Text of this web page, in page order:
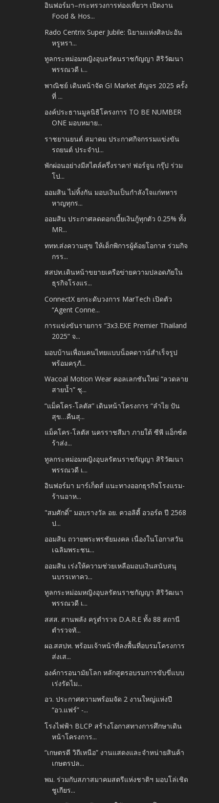
อินฟอร์มา–กระทรวงการท่องเที่ยวฯ เปิดงาน
Food & Hos...
Rado Centrix Super Jubile: นิยามแห่งศิลปะอัน
หรูหรา...
ทูลกระหม่อมหญิงอุบลรัตนราชกัญญา สิริวัฒนา
พรรณวดี เ...
พาณิชย์ เดินหน้าจัด GI Market สัญจร 2025 ครั้ง
ที่ ...
องค์ประธานมูลนิธิโครงการ TO BE NUMBER
ONE มอบหมาย...
ราชยานยนต์ สมาคม ประกาศกิจกรรมแข่งขัน
รถยนต์ ประจำป...
พักผ่อนอย่างมีสไตล์ครึ่งราคา! ฟอร์จูน กรุ๊ป ร่วม
โป...
ออมสิน ไม่ทิ้งกัน มอบเงินเป็นกำลังใจแก่ทหาร
หาญทุกร...
ออมสิน ประกาศลดดอกเบี้ยเงินกู้ทุกตัว 0.25% ทั้ง
MR...
ททท.ส่งความสุข ให้เด็กพิการผู้ด้อยโอกาส ร่วมกิจ
กรร...
สสปท.เดินหน้าขยายเครือข่ายความปลอดภัยใน
ธุรกิจโรงแร...
ConnectX ยกระดับวงการ MarTech เปิดตัว
“Agent Conne...
การแข่งขันรายการ “3x3.EXE Premier Thailand
2025” จ...
มอบบ้านเพื่อนคนไทยแบบน็อคดาวน์สำเร็จรูป
พร้อมครุภั...
Wacoal Motion Wear คอลเลกชันใหม่ “ลวดลาย
สายน้ำ” ชุ...
“แม็คโคร-โลตัส” เดินหน้าโครงการ “ลำไย ปัน
สุข…คืนสุ...
แม็คโคร-โลตัส นครราชสีมา ภายใต้ ซีพี แอ็กซ์ต
ร้าส่ง...
ทูลกระหม่อมหญิงอุบลรัตนราชกัญญา สิริวัฒนา
พรรณวดี เ...
อินฟอร์มา มาร์เก็ตส์ แนะทางออกธุรกิจโรงแรม-
ร้านอาห...
"สมศักดิ์" มอบรางวัล อย. ควอลิตี้ อวอร์ด ปี 2568
ป...
ออมสิน ถวายพระพรชัยมงคล เนื่องในโอกาสวัน
เฉลิมพระชน...
ออมสิน เร่งให้ความช่วยเหลือมอบเงินสนับสนุ
นบรรเทาคว...
ทูลกระหม่อมหญิงอุบลรัตนราชกัญญา สิริวัฒนา
พรรณวดี เ...
สสส. สานพลัง ครูตำรวจ D.A.R.E ทั้ง 88 สถานี
ตำรวจทั...
ผอ.สสปท. พร้อมเจ้าหน้าที่ลงพื้นที่อบรมโครงการ
ส่งเส...
องค์การอนามัยโลก หลักสูตรอบรมการขับขี่แบบ
เร่งรัดไม...
อว. ประกาศความพร้อมจัด 2 งานใหญ่แห่งปี
“อว.แฟร์” -...
โรงไฟฟ้า BLCP สร้างโอกาสทางการศึกษาเดิน
หน้าโครงการ...
“เกษตรดี วิถีเหนือ” งานแสดงและจำหน่ายสินค้า
เกษตรปล...
พม. ร่วมกับสภาสมาคมสตรีแห่งชาติฯ มอบโล่เชิด
ชูเกียร...